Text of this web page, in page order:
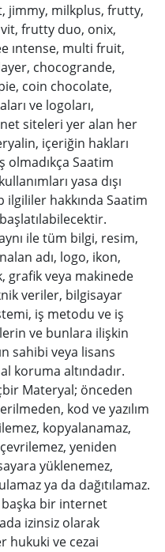
jimmy, milkplus, frutty,
frutty duo, onix,
ıntense, multi fruit,
chocogrande,
coin chocolate,
ve logoları,
siteleri yer alan her
içeriğin hakları
olmadıkça Saatim
yasa dışı
ilgililer hakkında Saatim
ile tüm bilgi, resim,
adı, logo, ikon,
grafik veya makinede
veriler, bilgisayar
iş metodu ve iş
ve bunlara ilişkin
sahibi veya lisans
koruma altındadır.
Materyal; önceden
kod ve yazılım
kopyalanamaz,
yeniden
yüklenemez,
ya da dağıtılamaz.
başka bir internet
izinsiz olarak
hukuki ve cezai